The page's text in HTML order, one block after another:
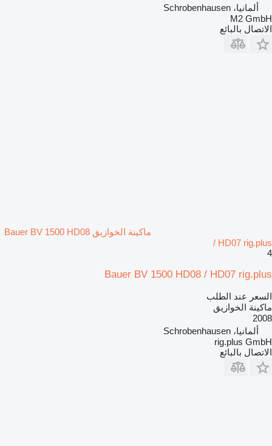
ألمانيا، Schrobenhausen
M2 GmbH
الاتصال بالبائع
ماكينة الخوازيق Bauer BV 1500 HD08
/ HD07 rig.plus
4
Bauer BV 1500 HD08 / HD07 rig.plus
السعر عند الطلب
ماكينة الخوازيق
2008
ألمانيا، Schrobenhausen
rig.plus GmbH
الاتصال بالبائع